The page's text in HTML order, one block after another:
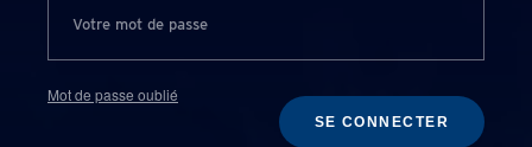
Mot de passe oublié
SE CONNECTER